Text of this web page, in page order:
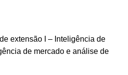
extensão I – Inteligência de
de mercado e análise de